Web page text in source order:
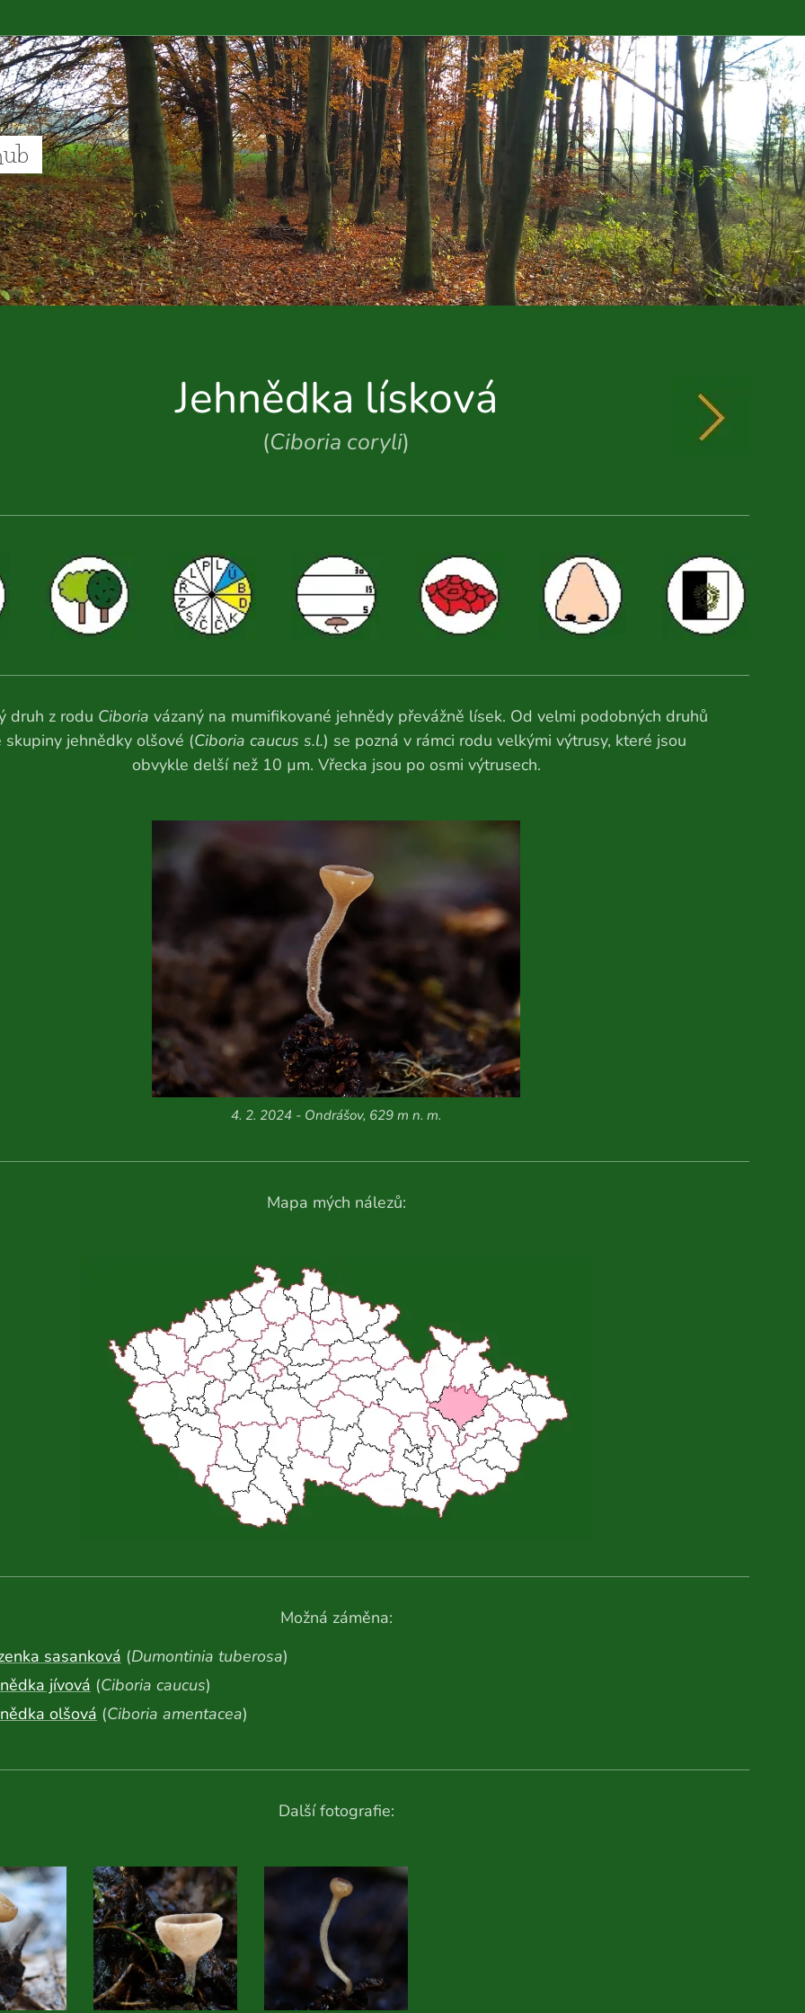
Jehnědka lísková
(Ciboria coryli)
druh z rodu Ciboria vázaný na mumifikované jehnědy převážně lísek. Od velmi podobných druhů
skupiny jehnědky olšové (Ciboria caucus s.l.) se pozná v rámci rodu velkými výtrusy, které jsou
obvykle delší než 10 µm. Vřecka jsou po osmi výtrusech.
4. 2. 2024 - Ondrášov, 629 m n. m.
Mapa mých nálezů:
Možná záměna:
sasanková (Dumontinia tuberosa)
jívová (Ciboria caucus)
olšová (Ciboria amentacea)
Další fotografie: